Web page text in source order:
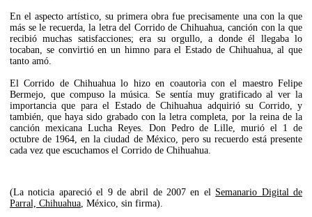
En el aspecto artístico, su primera obra fue precisamente una con la que
más se le recuerda, la letra del Corrido de Chihuahua, canción con la que
recibió muchas satisfacciones; era su orgullo, a donde él llegaba lo
tocaban, se convirtió en un himno para el Estado de Chihuahua, al que
tanto amó.
El Corrido de Chihuahua lo hizo en coautorìa con el maestro Felipe
Bermejo, que compuso la música. Se sentía muy gratificado al ver la
importancia que para el Estado de Chihuahua adquirió su Corrido, y
también, que haya sido grabado con la letra completa, por la reina de la
canción mexicana Lucha Reyes. Don Pedro de Lille, murió el 1 de
octubre de 1964, en la ciudad de México, pero su recuerdo está presente
cada vez que escuchamos el Corrido de Chihuahua.
(La noticia apareció el 9 de abril de 2007 en el Semanario Digital de
Parral, Chihuahua , México, sin firma).